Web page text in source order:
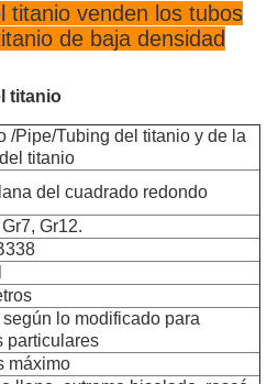
titanio venden los tubos
de baja densidad
titanio
/Pipe/Tubing del titanio y de la
titanio
del cuadrado redondo
Gr12.
según lo modificado para
particulares
máximo